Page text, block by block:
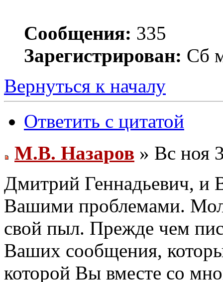
Сообщения: 335
Зарегистрирован: Сб
Вернуться к началу
Ответить с цитатой
М.В. Назаров » Вс ноя
Дмитрий Геннадьевич, и
Вашими проблемами.
свой пыл. Прежде чем
Ваших сообщения,
которой Вы вместе со